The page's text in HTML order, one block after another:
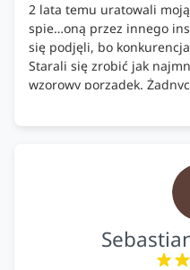
2 lata temu uratowali
spie…oną przez innego
się podjęli, bo
Starali się zrobić jak
wzorowy porządek.
kosztów. Zaskoczenie.
pomontażowa również